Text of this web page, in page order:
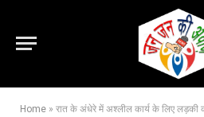
Home » रात के अंधेरे में अश्लील कार्य के लिए लड़की को बालक छात्रावास में ले आया सहायक शिक्षक;